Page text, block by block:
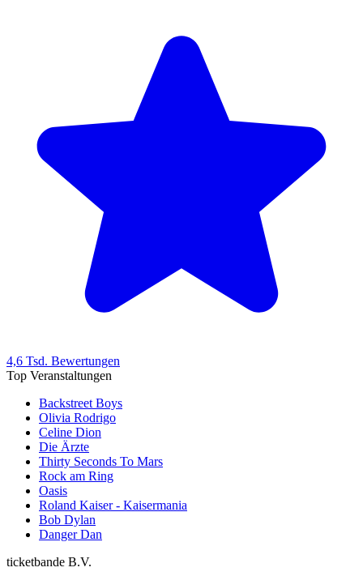
4,6 Tsd. Bewertungen
Top Veranstaltungen
Backstreet Boys
Olivia Rodrigo
Celine Dion
Die Ärzte
Thirty Seconds To Mars
Rock am Ring
Oasis
Roland Kaiser - Kaisermania
Bob Dylan
Danger Dan
ticketbande B.V.